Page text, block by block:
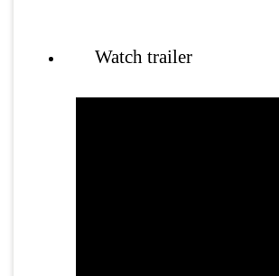
Watch trailer